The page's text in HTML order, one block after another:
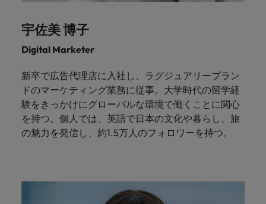
宇佐美 博子
Digital Marketer
新卒で広告代理店に入社し、ラグジュアリーブラン
ドのマーケティング業務に従事。大学時代の留学経
験をきっかけにグローバルな環境で働くことに関心
を持つ。個人では、英語で日本の文化や暮らし、旅
の魅力を発信し、約1.5万人のフォロワーを持つ。